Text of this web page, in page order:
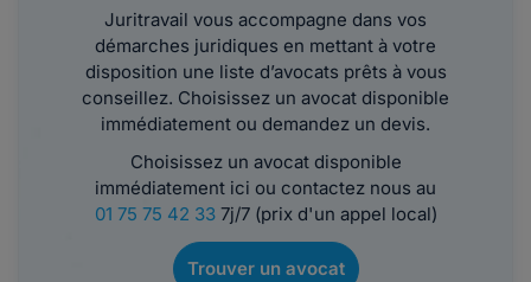
Juritravail vous accompagne dans vos
démarches juridiques en mettant à votre
disposition une liste d’avocats prêts à vous
conseillez. Choisissez un avocat disponible
immédiatement ou demandez un devis.
Choisissez un avocat disponible
immédiatement ici ou contactez nous au
01 75 75 42 337j/7 (prix d'un appel local)
Trouver un avocat